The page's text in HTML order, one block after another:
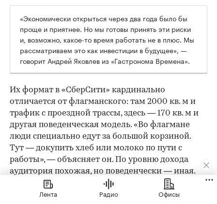
«Экономически открыться через два года было бы
проще и приятнее. Но мы готовы принять эти риски
и, возможно, какое-то время работать не в плюс. Мы
рассматриваем это как инвестиции в будущее», —
говорит Андрей Яковлев из «Гастронома Времена».
Их формат в «СберСити» кардинально
отличается от флагманского: там 2000 кв. м и
трафик с проездной трассы, здесь — 170 кв. м и
другая поведенческая модель. «Во флагмане
люди специально едут за большой корзиной.
Тут — докупить хлеб или молоко по пути с
работы», — объясняет он. По уровню дохода
аудитория похожая, но поведенчески — иная.
Ключевые «фишки» остаются: качество
Лента Радио Офисы